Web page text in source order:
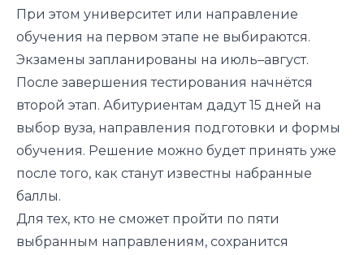
При этом университет или направление
обучения на первом этапе не выбираются.
Экзамены запланированы на июль–август.
После завершения тестирования начнётся
второй этап. Абитуриентам дадут 15 дней на
выбор вуза, направления подготовки и формы
обучения. Решение можно будет принять уже
после того, как станут известны набранные
баллы.
Для тех, кто не сможет пройти по пяти
выбранным направлениям, сохранится